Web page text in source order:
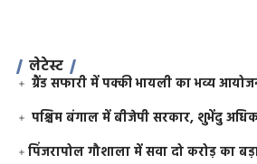
लेटेस्ट
ग्रैंड सफारी में पक्की भायली का भव्य
पश्चिम बंगाल में बीजेपी सरकार, शुभेंदु
​पिंजरापोल गौशाला में सवा दो करोड़ का